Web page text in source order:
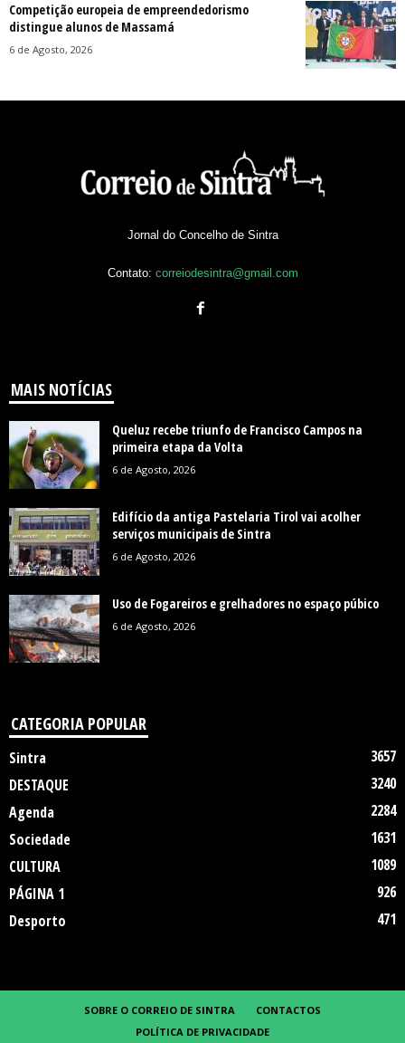
Competição europeia de empreendedorismo
distingue alunos de Massamá
6 de Agosto, 2026
Jornal do Concelho de Sintra
Contato: correiodesintra@gmail.com
MAIS NOTÍCIAS
Queluz recebe triunfo de Francisco Campos na
primeira etapa da Volta
6 de Agosto, 2026
Edifício da antiga Pastelaria Tirol vai acolher
serviços municipais de Sintra
6 de Agosto, 2026
Uso de Fogareiros e grelhadores no espaço púbico
6 de Agosto, 2026
CATEGORIA POPULAR
Sintra
3657
DESTAQUE
3240
Agenda
2284
Sociedade
1631
CULTURA
1089
PÁGINA 1
926
Desporto
471
SOBRE O CORREIO DE SINTRA
CONTACTOS
POLÍTICA DE PRIVACIDADE